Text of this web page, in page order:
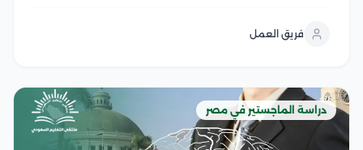
البرنامج المناسب ومعرفة متطلبات القبول أمر ضروري...
فريق العمل
دراسة الماجستير في مصر